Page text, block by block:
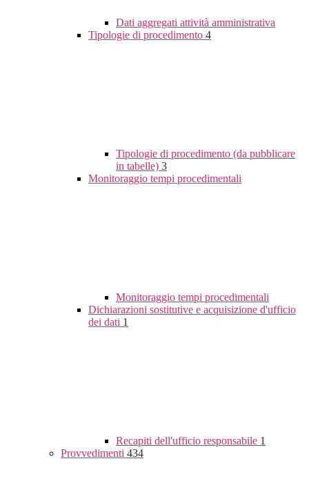
Dati aggregati attività amministrativa
Tipologie di procedimento 4
Tipologie di procedimento (da pubblicare
in tabelle) 3
Monitoraggio tempi procedimentali
Monitoraggio tempi procedimentali
Dichiarazioni sostitutive e acquisizione d'ufficio
dei dati 1
Recapiti dell'ufficio responsabile 1
Provvedimenti 434